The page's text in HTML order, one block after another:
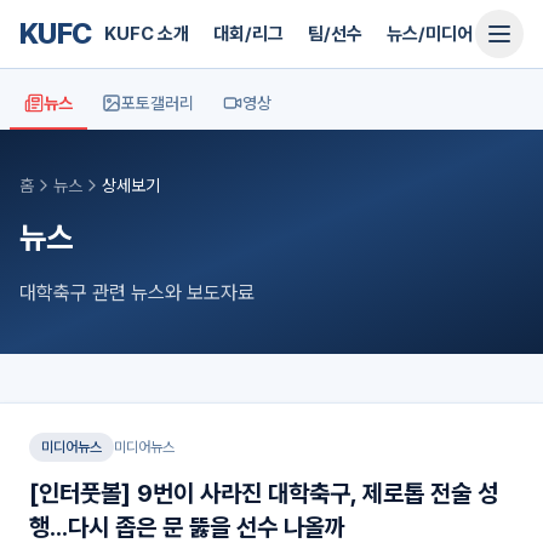
KUFC KUFC 소개 대회/리그 팀/선수 뉴스/미디어 지원
뉴스 포토갤러리 영상
홈 뉴스 상세보기
뉴스
대학축구 관련 뉴스와 보도자료
미디어뉴스 미디어뉴스
[인터풋볼] 9번이 사라진 대학축구, 제로톱 전술 성
행...다시 좁은 문 뚫을 선수 나올까